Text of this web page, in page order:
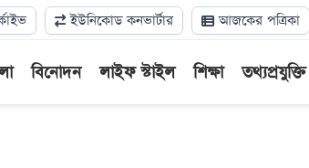
ইউনিকোড কনভার্টার আজকের পত্রিকা
বিনোদন লাইফ স্টাইল শিক্ষা তথ্যপ্রযুক্তি